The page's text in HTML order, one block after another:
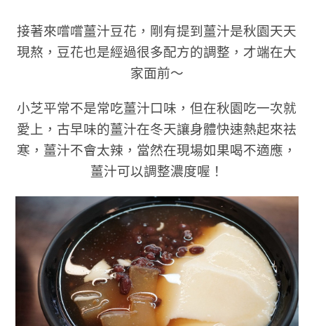
接著來嚐嚐薑汁豆花，剛有提到薑汁是秋園天天
現熬，豆花也是經過很多配方的調整，才端在大
家面前～
小芝平常不是常吃薑汁口味，但在秋園吃一次就
愛上 ，古早味的薑汁在冬天讓身體快速熱起來祛
寒 ，薑汁不會太辣，當然在現場如果喝不適應，
薑汁可以調整濃度喔！